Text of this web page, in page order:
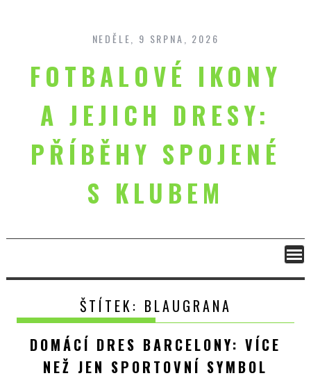
content
NEDĚLE, 9 SRPNA, 2026
FOTBALOVÉ IKONY
A JEJICH DRESY:
PŘÍBĚHY SPOJENÉ
S KLUBEM
ŠTÍTEK: BLAUGRANA
DOMÁCÍ DRES BARCELONY: VÍCE
NEŽ JEN SPORTOVNÍ SYMBOL